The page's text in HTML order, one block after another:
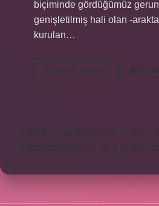
biçiminde gördüğümüz
genişletilmiş hali olan -
kurulan…
Devamını okuyun
Cümlesi
https://rosmedforum.com
https://megaplan.com.tr knight